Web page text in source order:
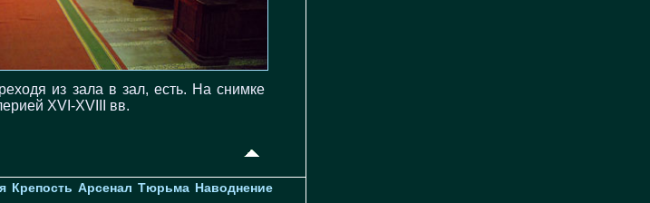
из зала в зал, есть. На снимке
XVI-XVIII вв.
Крепость Арсенал Тюрьма Наводнение